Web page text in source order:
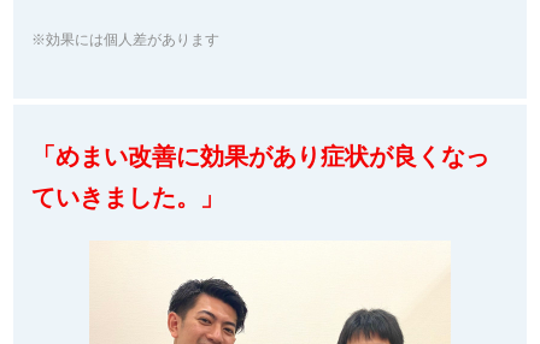
※効果には個人差があります
「めまい改善に効果があり症状が良くなっ
ていきました。」